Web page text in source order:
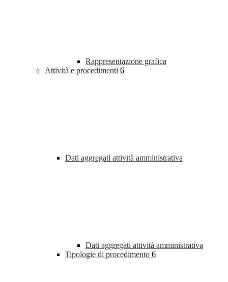
Rappresentazione grafica
Attività e procedimenti 6
Dati aggregati attività amministrativa
Dati aggregati attività amministrativa
Tipologie di procedimento 6